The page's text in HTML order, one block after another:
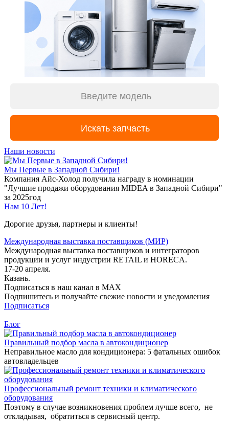
Наши новости
Мы Первые в Западной Сибири!
Компания Айс-Холод получила награду в номинации
"Лучшие продажи оборудования MIDEA в Западной Сибири"
за 2025год
Нам 10 Лет!
Дорогие друзья, партнеры и клиенты!
Международная выставка поставщиков (МИР)
Международная выставка поставщиков и интеграторов
продукции и услуг индустрии RETAIL и HORECA.
17-20 апреля.
Казань.
Подписаться в наш канал в MAX
Подпишитесь и получайте свежие новости и уведомления
Подписаться
Блог
Правильный подбор масла в автокондиционер
Неправильное масло для кондиционера: 5 фатальных ошибок
автовладельцев
Профессиональный ремонт техники и климатического
оборудования
Поэтому в случае возникновения проблем лучше всего, не
откладывая, обратиться в сервисный центр.